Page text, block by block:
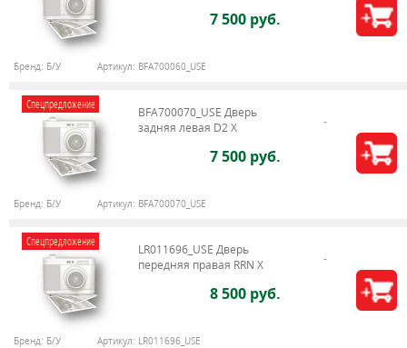
7 500 руб.
Бренд: Б/У Артикул: BFA700060_USE
Спецпредложение
BFA700070_USE Дверь
задняя левая D2 X
7 500 руб.
Бренд: Б/У Артикул: BFA700070_USE
Спецпредложение
LR011696_USE Дверь
передняя правая RRN X
8 500 руб.
Бренд: Б/У Артикул: LR011696_USE